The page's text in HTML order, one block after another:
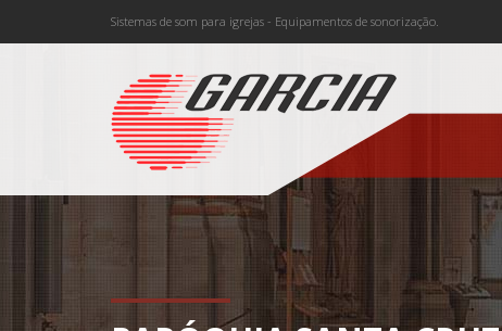
Sistemas de som para igrejas - Equipamentos de sonorização.